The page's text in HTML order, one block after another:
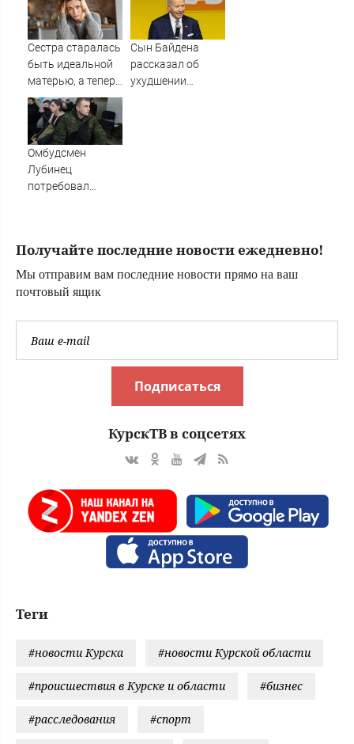
белорецкой
больнице
в Тюменской
области
Сестра старалась
быть идеальной
матерью, а теперь
рыдает, потому
что у дочери к ней
куча претензий
Сын Байдена
рассказал об
ухудшении
Омбудсмен
Лубинец
потребовал
Russia -
МирТесен
Получайте последние новости ежедневно!
Мы отправим вам последние новости прямо на ваш
почтовый ящик
Подписаться
КурскТВ в соцсетях
Теги
#новости Курска #новости Курской области
#происшествия в Курске и области #бизнес
#расследования #спорт